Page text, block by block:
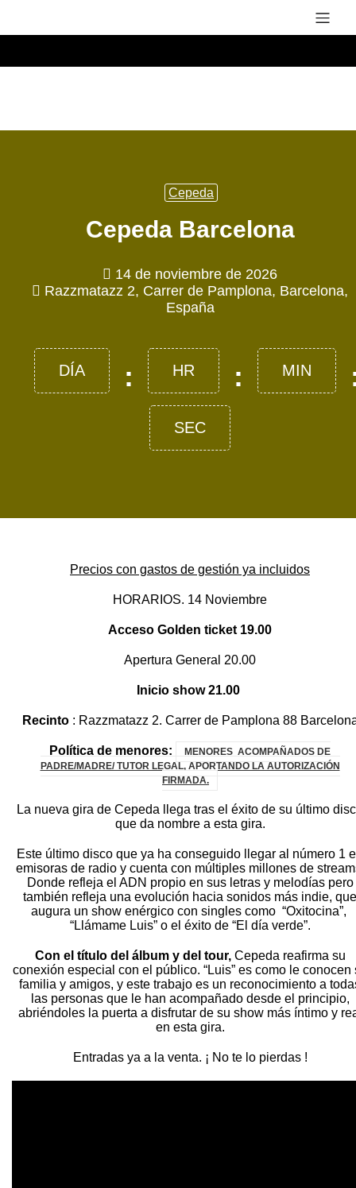
Cepeda
Cepeda Barcelona
14 de noviembre de 2026
Razzmatazz 2, Carrer de Pamplona, Barcelona,
España
DÍA : HR : MIN
SEC
Precios con gastos de gestión ya incluidos
HORARIOS. 14 Noviembre
Acceso Golden ticket 19.00
Apertura General 20.00
Inicio show 21.00
Recinto: Razzmatazz 2. Carrer de Pamplona 88
Política de menores:
MENORES ACOMPAÑADOS DE
PADRE/MADRE/ TUTOR LEGAL, APORTANDO LA AUTORIZACIÓN
FIRMADA.
La nueva gira de Cepeda llega tras el éxito de su último
que da nombre a esta gira.
Este último disco que ya ha conseguido llegar al número 1
emisoras de radio y cuenta con múltiples millones de
Donde refleja el ADN propio en sus letras y melodías pero
también refleja una evolución hacia sonidos más indie, que
augura un show enérgico con singles como “Oxitocina”,
“Llámame Luis” o el éxito de “El día verde”.
Con el título del álbum y del tour,Cepeda reafirma su
conexión especial con el público. “Luis” es como le conocen
familia y amigos, y este trabajo es un reconocimiento a
las personas que le han acompañado desde el principio,
abriéndoles la puerta a disfrutar de su show más íntimo y
en esta gira.
Entradas ya a la venta. ¡ No te lo pierdas !